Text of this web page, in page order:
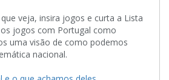
veja, insira jogos e curta a Lista
jogos com Portugal como
uma visão de como podemos
nacional.